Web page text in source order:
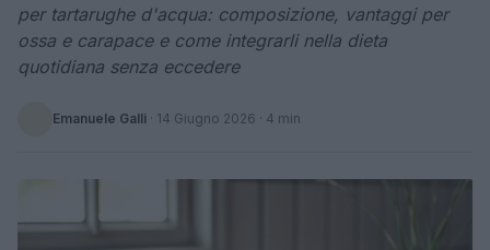
per tartarughe d'acqua: composizione, vantaggi per
ossa e carapace e come integrarli nella dieta
quotidiana senza eccedere
Emanuele Galli · 14 Giugno 2026 · 4 min